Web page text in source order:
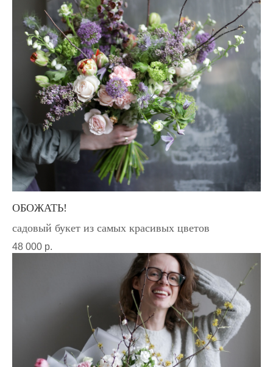
ОБОЖАТЬ!
садовый букет из самых красивых цветов
48 000 р.